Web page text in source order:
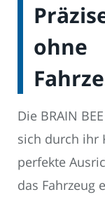
ohne
Die BRAIN
sich durch ihr
perfekte
das Fahrzeug